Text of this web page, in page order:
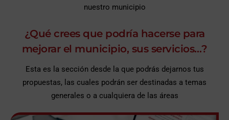
nuestro municipio
¿Qué crees que podría hacerse para
mejorar el municipio, sus servicios…?
Esta es la sección desde la que podrás dejarnos tus
propuestas, las cuales podrán ser destinadas a temas
generales o a cualquiera de las áreas